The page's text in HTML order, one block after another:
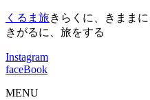
くるま旅きらくに、きままに
きがるに、旅をする
Instagram
faceBook
MENU